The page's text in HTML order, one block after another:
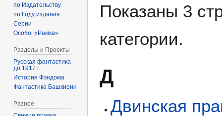
Показаны 3
категории.
Д
Двинская
по Издательству
по Году издания
Серии
Особо: «Рамка»
Разделы и Проекты
Русская фантастика
до 1917 г.
История Фэндома
Фантастика Башкирии
Разное